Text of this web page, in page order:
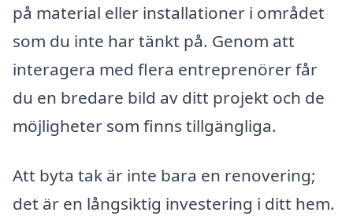
på material eller installationer i området
som du inte har tänkt på. Genom att
interagera med flera entreprenörer får
du en bredare bild av ditt projekt och de
möjligheter som finns tillgängliga.
Att byta tak är inte bara en renovering;
det är en långsiktig investering i ditt hem.